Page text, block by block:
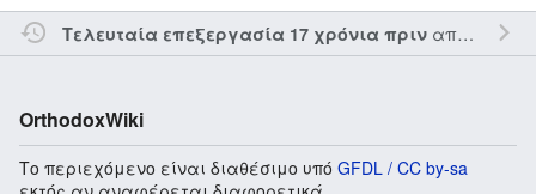
Τελευταία επεξεργασία 17 χρόνια πριναπό τον την
OrthodoxWiki
Το περιεχόμενο είναι διαθέσιμο υπό GFDL / CC by-sa